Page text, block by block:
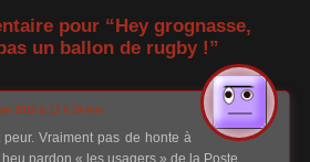
pour “Hey grognasse,
un ballon de rugby !”
2010 à 13 h 29 min
peur. Vraiment pas de honte à
pardon « les usagers » de la Poste